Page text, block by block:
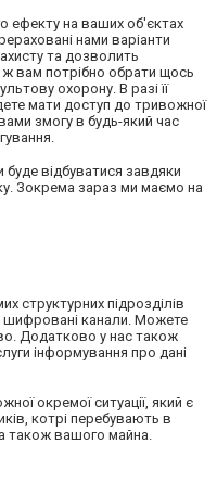
ефекту на ваших об'єктах
нами варіанти
та дозволить
ж вам потрібно обрати щось
охорону. В разі її
мати доступ до тривожної
змогу в будь-який час
відбуватися завдяки
Зокрема зараз ми маємо на
структурних підрозділів
шифровані канали. Можете
Додатково у нас також
інформування про дані
окремої ситуації, який є
котрі перебувають в
а також вашого майна.